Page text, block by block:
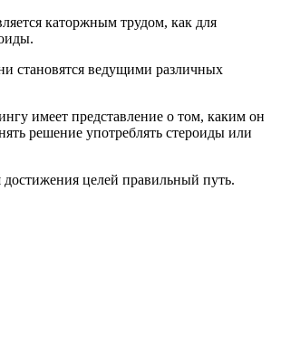
каторжным трудом, как для
становятся ведущими различных
имеет представление о том, каким он
решение употреблять стероиды или
целей правильный путь.